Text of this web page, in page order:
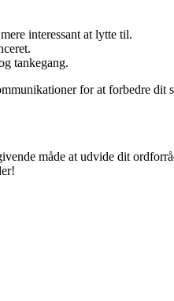
interessant at lytte til.
tankegang.
for at forbedre dit
måde at udvide dit